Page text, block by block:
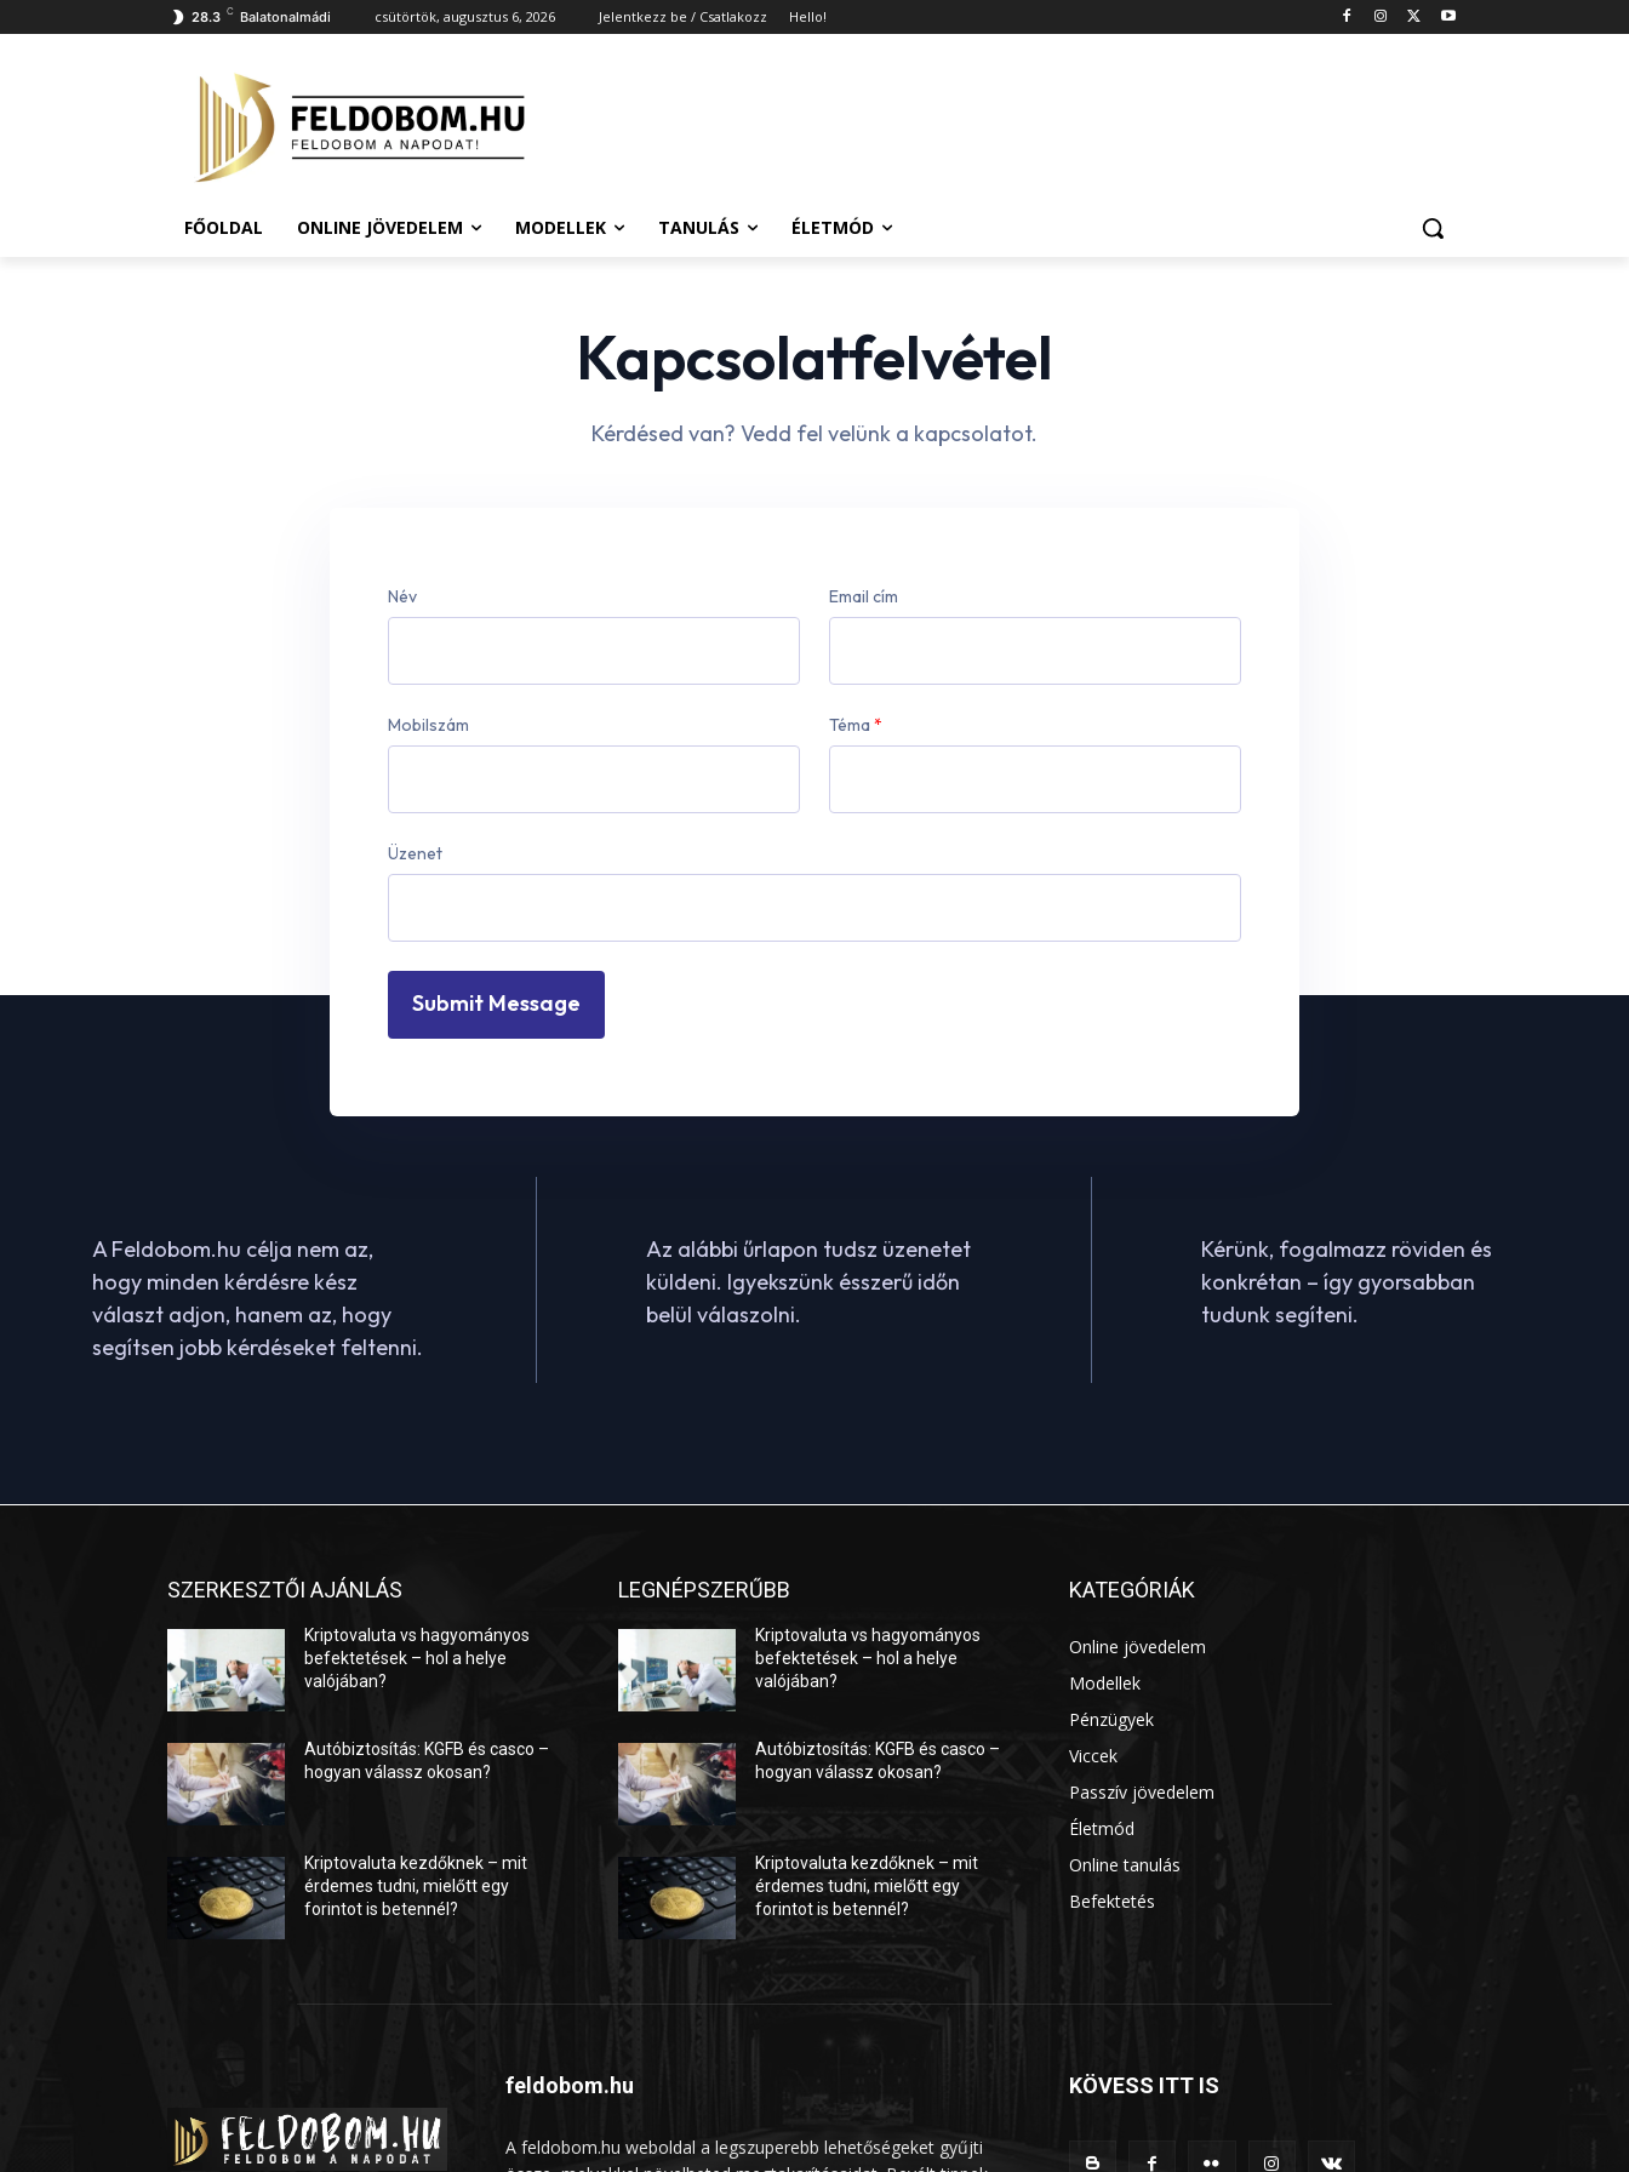
28.3 C Balatonalmádi csütörtök, augusztus 6, 2026 Jelentkezz be / Csatlakozz Hello!
FŐOLDAL ONLINE JÖVEDELEM MODELLEK TANULÁS ÉLETMÓD
Kapcsolatfelvétel
Kérdésed van? Vedd fel velünk a kapcsolatot.
Név Email cím
Mobilszám Téma *
Üzenet
Submit Message
A Feldobom.hu célja nem az,
hogy minden kérdésre kész
választ adjon, hanem az, hogy
segítsen jobb kérdéseket feltenni.
Az alábbi űrlapon tudsz üzenetet
küldeni. Igyekszünk ésszerű időn
belül válaszolni.
Kérünk, fogalmazz röviden és
konkrétan – így gyorsabban
tudunk segíteni.
SZERKESZTŐI AJÁNLÁS
Kriptovaluta vs hagyományos
befektetések – hol a helye
valójában?
Autóbiztosítás: KGFB és casco –
hogyan válassz okosan?
Kriptovaluta kezdőknek – mit
érdemes tudni, mielőtt egy
forintot is betennél?
LEGNÉPSZERŰBB
Kriptovaluta vs hagyományos
befektetések – hol a helye
valójában?
Autóbiztosítás: KGFB és casco –
hogyan válassz okosan?
Kriptovaluta kezdőknek – mit
érdemes tudni, mielőtt egy
forintot is betennél?
KATEGÓRIÁK
Online jövedelem
Modellek
Pénzügyek
Viccek
Passzív jövedelem
Életmód
Online tanulás
Befektetés
feldobom.hu
A feldobom.hu weboldal a legszuperebb lehetőségeket gyűjti
KÖVESS ITT IS